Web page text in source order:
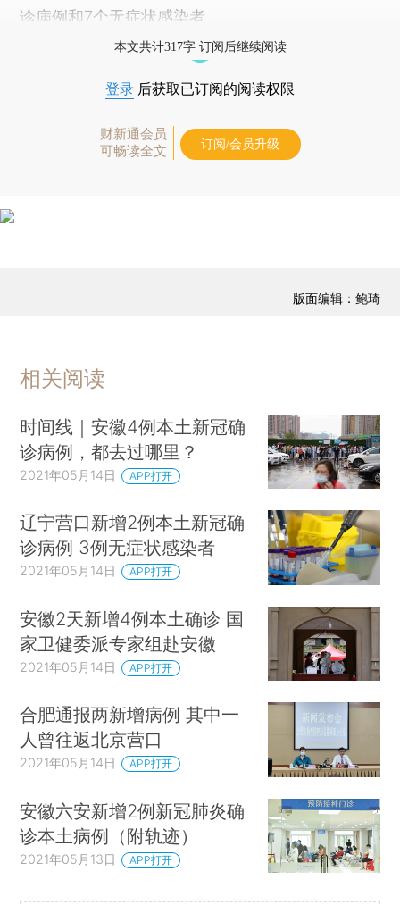
诊病例和7个无症状感染者。
本文共计317字 订阅后继续阅读
登录 后获取已订阅的阅读权限
财新通会员
可畅读全文
订阅/会员升级
版面编辑：鲍琦
相关阅读
时间线｜安徽4例本土新冠确
诊病例，都去过哪里？
2021年05月14日 APP打开
辽宁营口新增2例本土新冠确
诊病例 3例无症状感染者
2021年05月14日 APP打开
安徽2天新增4例本土确诊 国
家卫健委派专家组赴安徽
2021年05月14日 APP打开
合肥通报两新增病例 其中一
人曾往返北京营口
2021年05月14日 APP打开
安徽六安新增2例新冠肺炎确
诊本土病例（附轨迹）
2021年05月13日 APP打开